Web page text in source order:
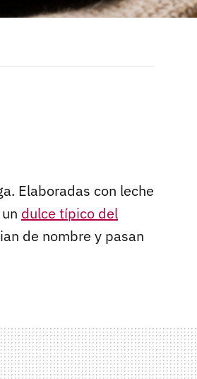
Elaboradas con leche
dulce típico del
de nombre y pasan